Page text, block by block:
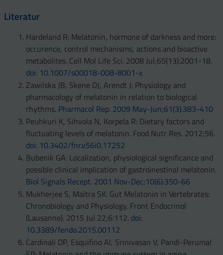
Literatur
Hardeland R: Melatonin, hormone of darkness and more:
occurence, control mechanisms, actions and bioactive
metabolites. Cell Mol Life Sci. 2008 Jul;65(13):2001-18.
doi: 10.1007/s00018-008-8001-x
Zawilska JB, Skene DJ, Arendt J: Physiology and
pharmacology of melatonin in relation to biological
rhythms. Pharmacol Rep. 2009 May-Jun;61(3):383-410
Peuhkuri K, Sihvola N, Korpela R: Dietary factors and
fluctuating levels of melatonin. Food Nutr Res. 2012;56.
doi: 10.3402/fnr.v56i0.17252
Bubenik GA: Localization, physiological significance and
possible clinical implication of gastroinestinal melatonin.
Biol Signals Recept. 2001 Nov-Dec;10(6):350-66
Mukherjee S, Maitra SK: Gut Melatonin in Vertebrates:
Chronobiology and Physiology. Front Endocrinol
(Lausanne). 2015 Jul 22;6:112. doi:
10.3389/fendo.2015.00112
Cardinali DP, Esquifino AI, Srinivasan V, Pandi-Perumal